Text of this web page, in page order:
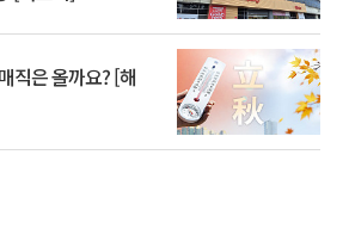
직은 올까요? [해